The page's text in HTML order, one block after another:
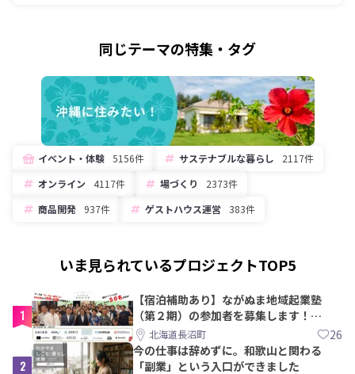
同じテーマの特集・タグ
イベント・体験 5156件 サステナブルな暮らし
2117件
オンライン
4117件 場づくり
2373件
商品開発
937件 ゲストハウス運営 383件
いま見られているプロジェクトTOP5
1
【宿泊補助あり】ながぬま地域起業塾
（第２期）の参加者を募集します！
【8/21〆】
北海道長沼町 26
2
今の仕事は辞めずに。和歌山と関わる
「副業」という入口ができました